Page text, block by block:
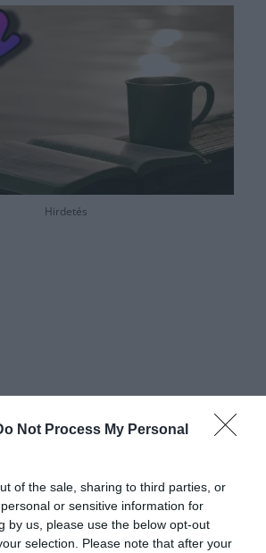
Not Process My Personal
of the sale, sharing to third parties, or
or sensitive information for
by us, please use the below opt-out
selection. Please note that after your
Hirdetés
hisz sokat játszunk,
vagy taggyere, csatlakozz és
nagyon szuper közösségben.